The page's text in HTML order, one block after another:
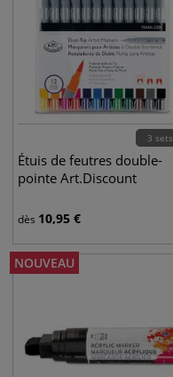
3 sets
Étuis de feutres double-
pointe Art.Discount
dès 10,95 €
NOUVEAU